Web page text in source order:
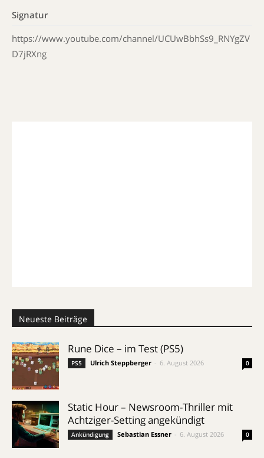
Signatur
https://www.youtube.com/channel/UCUwBbhSs9_RNYgZV
D7jRXng
Neueste Beiträge
Rune Dice – im Test (PS5)
PS5 Ulrich Steppberger 6. August 2026 0
Static Hour – Newsroom-Thriller mit
Achtziger-Setting angekündigt
Ankündigung Sebastian Essner 6. August 2026 0